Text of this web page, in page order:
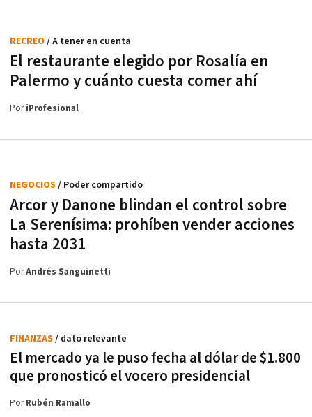
El restaurante elegido por Rosalía en
Palermo y cuánto cuesta comer ahí
RECREO / A tener en cuenta
PoriProfesional
Arcor y Danone blindan el control sobre
La Serenísima: prohíben vender acciones
hasta 2031
NEGOCIOS / Poder compartido
PorAndrés Sanguinetti
El mercado ya le puso fecha al dólar de $1.800
que pronosticó el vocero presidencial
FINANZAS / dato relevante
PorRubén Ramallo